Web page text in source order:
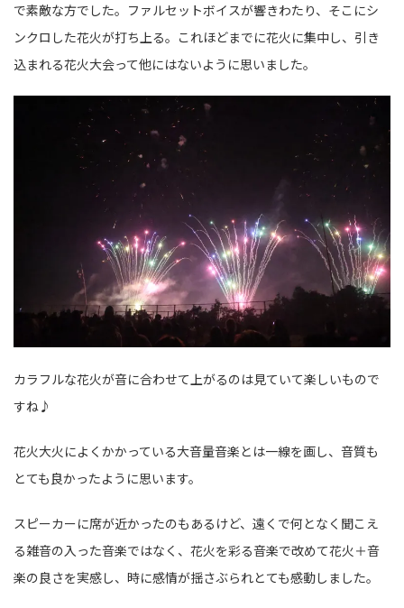
で素敵な方でした。ファルセットボイスが響きわたり、そこにシ
ンクロした花火が打ち上る。これほどまでに花火に集中し、引き
込まれる花火大会って他にはないように思いました。
カラフルな花火が音に合わせて上がるのは見ていて楽しいもので
すね♪
花火大火によくかかっている大音量音楽とは一線を画し、音質も
とても良かったように思います。
スピーカーに席が近かったのもあるけど、遠くで何となく聞こえ
る雑音の入った音楽ではなく、花火を彩る音楽で改めて花火＋音
楽の良さを実感し、時に感情が揺さぶられとても感動しました。